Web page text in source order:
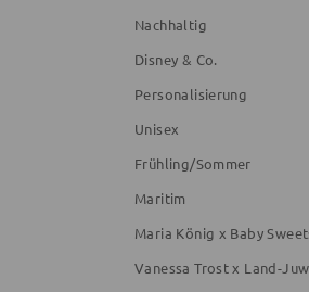
Nachhaltig
Disney & Co.
Personalisierung
Unisex
Frühling/Sommer
Maritim
Maria König x Baby
Vanessa Trost x Land-